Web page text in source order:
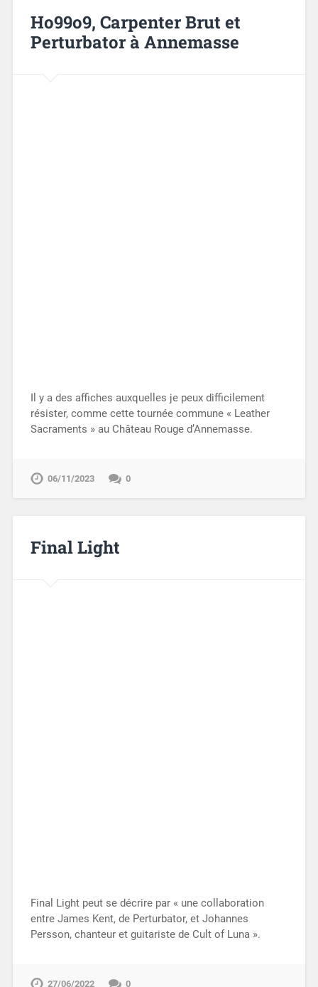
Ho99o9, Carpenter Brut et
Perturbator à Annemasse
Il y a des affiches auxquelles je peux difficilement
résister, comme cette tournée commune « Leather
Sacraments » au Château Rouge d’Annemasse.
06/11/2023 0
Final Light
Final Light peut se décrire par « une collaboration
entre James Kent, de Perturbator, et Johannes
Persson, chanteur et guitariste de Cult of Luna ».
27/06/2022 0